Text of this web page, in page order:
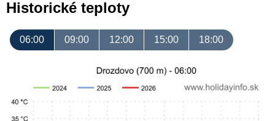
Historické teploty
06:00 09:00 12:00 15:00 18:00